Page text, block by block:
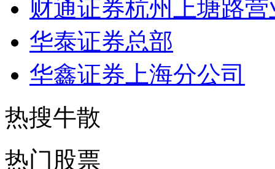
财通证券杭州上塘路
华泰证券总部
华鑫证券上海分公司
热搜牛散
热门股票